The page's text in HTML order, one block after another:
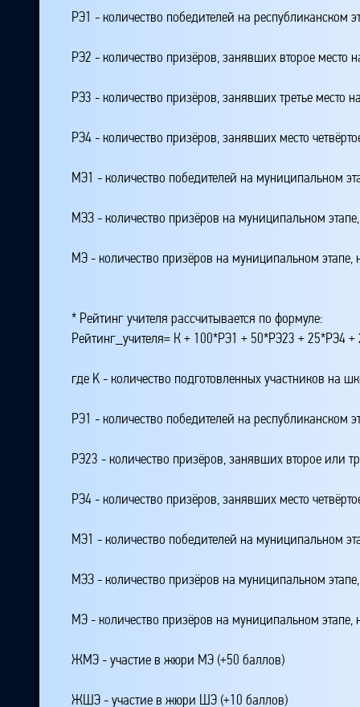
РЭ1 - количество победителей на республиканском
РЭ2 - количество призёров, занявших второе место
РЭ3 - количество призёров, занявших третье место
РЭ4 - количество призёров, занявших место
МЭ1 - количество победителей на муниципальном
МЭЗ - количество призёров на муниципальном
МЭ - количество призёров на муниципальном
* Рейтинг учителя рассчитывается по формуле:
Рейтинг_учителя= К + 100*РЭ1 + 50*РЭ23 +
где K - количество подготовленных участников на
РЭ1 - количество победителей на республиканском
РЭ23 - количество призёров, занявших второе или
РЭ4 - количество призёров, занявших место
МЭ1 - количество победителей на муниципальном
МЭЗ - количество призёров на муниципальном
МЭ - количество призёров на муниципальном
ЖМЭ - участие в жюри МЭ (+50 баллов)
ЖШЭ - участие в жюри ШЭ (+10 баллов)